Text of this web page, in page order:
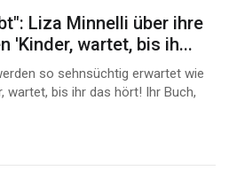
Liza Minnelli über ihre
'Kinder, wartet, bis ih...
so sehnsüchtig erwartet wie
wartet, bis ihr das hört! Ihr Buch,